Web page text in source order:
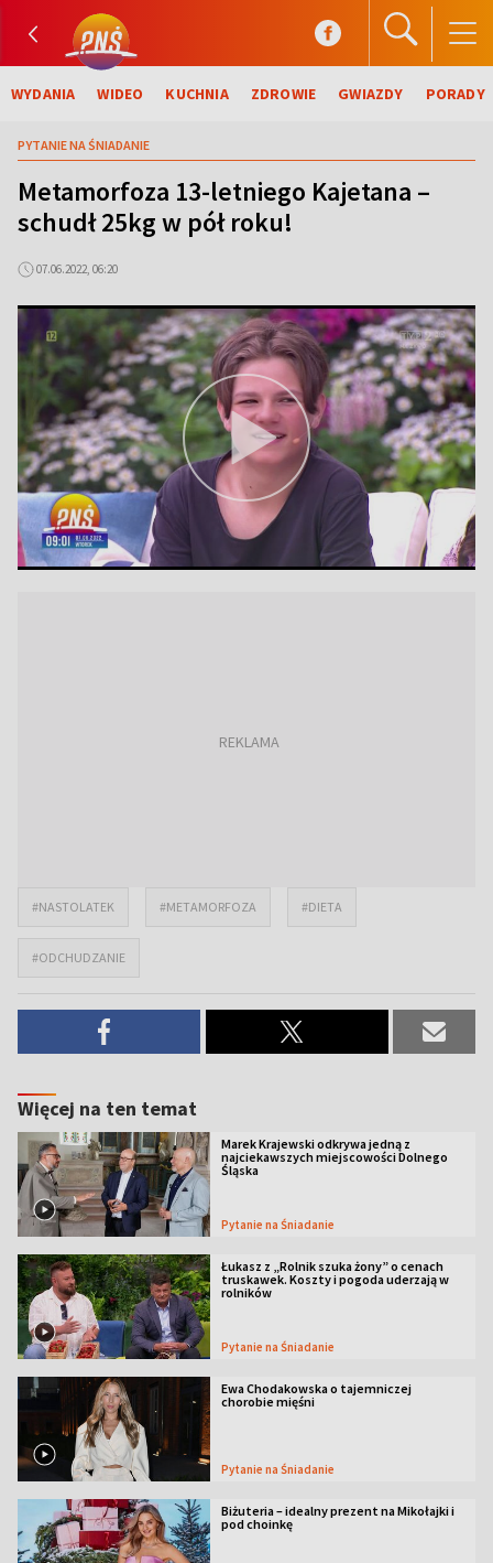
WYDANIA WIDEO KUCHNIA ZDROWIE GWIAZDY PORADY
PYTANIE NA ŚNIADANIE
Metamorfoza 13-letniego Kajetana –
schudł 25kg w pół roku!
07.06.2022, 06:20
#NASTOLATEK #METAMORFOZA #DIETA
#ODCHUDZANIE
Więcej na ten temat
Marek Krajewski odkrywa jedną z
najciekawszych miejscowości Dolnego
Śląska
Pytanie na Śniadanie
Łukasz z „Rolnik szuka żony” o cenach
truskawek. Koszty i pogoda uderzają w
rolników
Pytanie na Śniadanie
Ewa Chodakowska o tajemniczej
chorobie mięśni
Pytanie na Śniadanie
Biżuteria – idealny prezent na Mikołajki i
pod choinkę